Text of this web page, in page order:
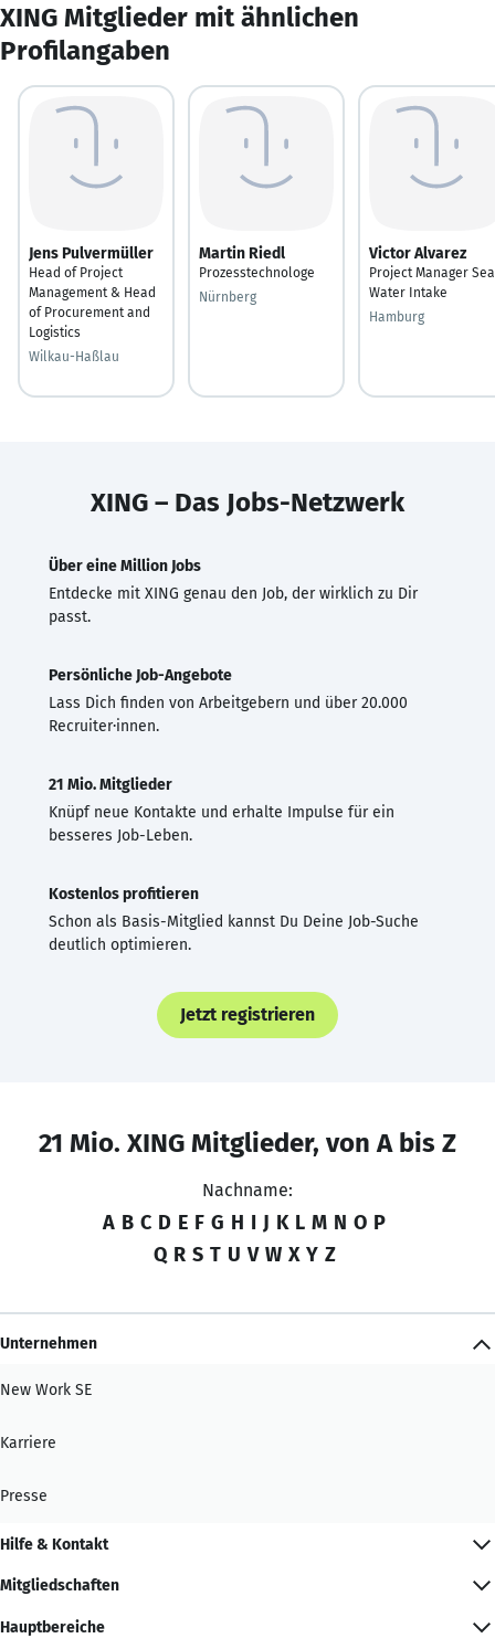
XING Mitglieder mit ähnlichen
Profilangaben
Jens Pulvermüller
Head of Project
Management & Head
of Procurement and
Logistics
Wilkau-Haßlau
Martin Riedl
Prozesstechnologe
Nürnberg
Victor Alvarez
Project Manager Sea
Water Intake
Hamburg
XING – Das Jobs-Netzwerk
Über eine Million Jobs
Entdecke mit XING genau den Job, der wirklich zu Dir
passt.
Persönliche Job-Angebote
Lass Dich finden von Arbeitgebern und über 20.000
Recruiter·innen.
21 Mio. Mitglieder
Knüpf neue Kontakte und erhalte Impulse für ein
besseres Job-Leben.
Kostenlos profitieren
Schon als Basis-Mitglied kannst Du Deine Job-Suche
deutlich optimieren.
Jetzt registrieren
21 Mio. XING Mitglieder, von A bis Z
Nachname:
A B C D E F G H I J K L M N O P
Q R S T U V W X Y Z
Unternehmen
New Work SE
Karriere
Presse
Hilfe & Kontakt
Mitgliedschaften
Hauptbereiche